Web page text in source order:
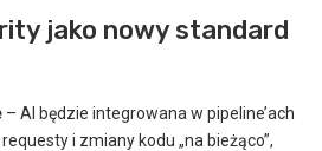
jako nowy standard
– AI będzie integrowana w pipeline’ach
i zmiany kodu „na bieżąco”,